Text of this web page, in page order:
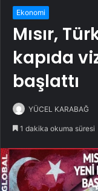
Ekonomi
Mısır,
kapıda
başlattı
YÜCEL KARABAĞ
1 dakika okuma süresi